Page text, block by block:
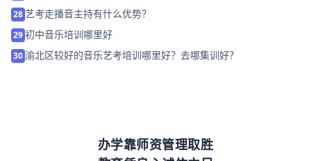
28艺考走播音主持有什么优势？
29初中音乐培训哪里好
30渝北区较好的音乐艺考培训哪里好？去哪集训好？
办学靠师资管理取胜